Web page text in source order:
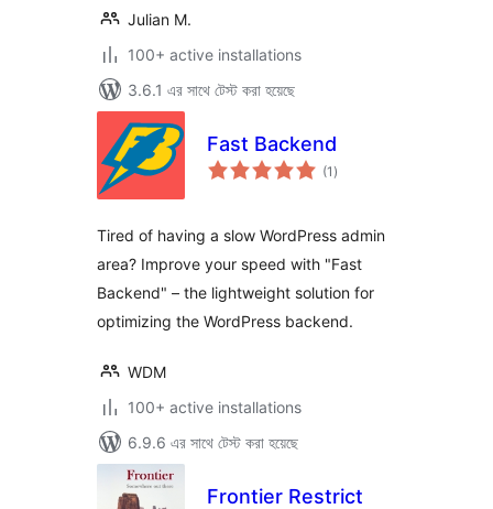
Julian M.
100+ active installations
3.6.1 এর সাথে টেস্ট করা হয়েছে
Fast Backend
(1 total
ratings
)
Tired of having a slow WordPress admin
area? Improve your speed with "Fast
Backend" – the lightweight solution for
optimizing the WordPress backend.
WDM
100+ active installations
6.9.6 এর সাথে টেস্ট করা হয়েছে
Frontier Restrict